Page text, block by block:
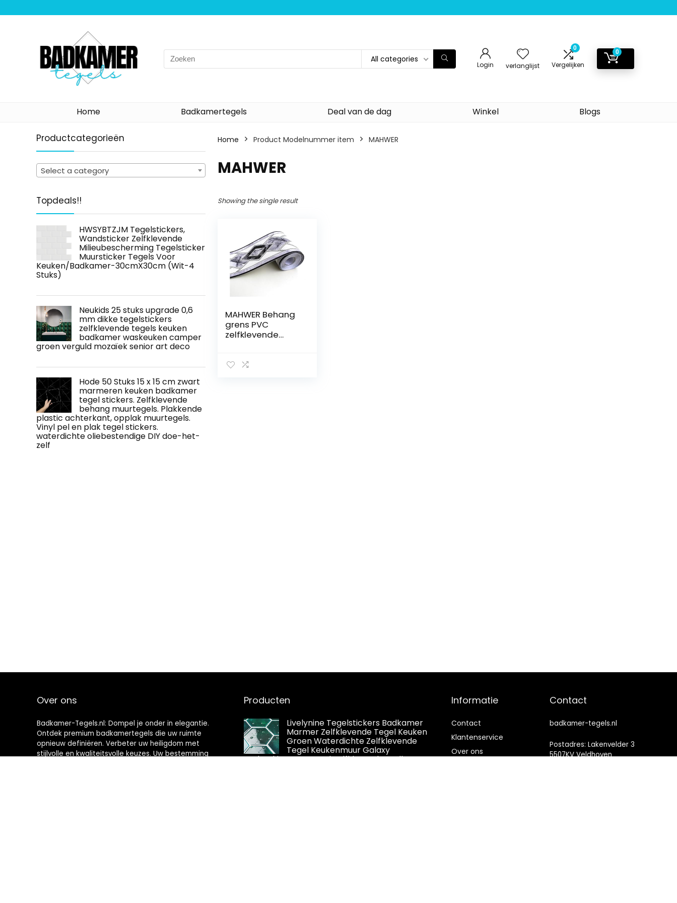
Search
for:
All categories
Login verlanglijst
0
Vergelijken
0
Home Badkamertegels Deal van de dag Winkel Blogs
Productcategorieën
Select a category
Topdeals!!
HWSYBTZJM Tegelstickers,
Wandsticker Zelfklevende
Milieubescherming Tegelsticker
Muursticker Tegels Voor
Keuken/Badkamer-30cmX30cm (Wit-4
Stuks)
Neukids 25 stuks upgrade 0,6
mm dikke tegelstickers
zelfklevende tegels keuken
badkamer waskeuken camper
groen verguld mozaïek senior art deco
Hode 50 Stuks 15 x 15 cm zwart
marmeren keuken badkamer
tegel stickers. Zelfklevende
behang muurtegels. Plakkende
plastic achterkant, opplak muurtegels.
Vinyl pel en plak tegel stickers.
waterdichte oliebestendige DIY doe-het-
zelf
Home Product Modelnummer item ‎MAHWER
‎MAHWER
Showing the single result
MAHWER Behang
grens PVC
zelfklevende
verwijderbare
Over ons
Badkamer-Tegels.nl: Dompel je onder in elegantie.
Ontdek premium badkamertegels die uw ruimte
opnieuw definiëren. Verbeter uw heiligdom met
stijlvolle en kwaliteitsvolle keuzes. Uw bestemming
Producten
Livelynine Tegelstickers Badkamer
Marmer Zelfklevende Tegel Keuken
Groen Waterdichte Zelfklevende
Tegel Keukenmuur Galaxy
Zeshoekige Muurtegel Zelfklevende Badkamer
Informatie
Contact
Klantenservice
Over ons
Contact
badkamer-tegels.nl
Postadres: Lakenvelder 3
5507KV Veldhoven